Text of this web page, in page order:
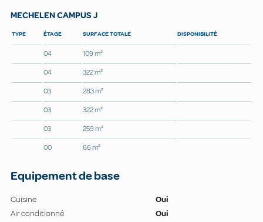
MECHELEN CAMPUS J
TYPE ÉTAGE SURFACE TOTALE DISPONIBILITÉ
04
109 m²
04
322 m²
03
283 m²
03
322 m²
03
259 m²
00
66 m²
Equipement de base
Cuisine
Oui
Air conditionné
Oui